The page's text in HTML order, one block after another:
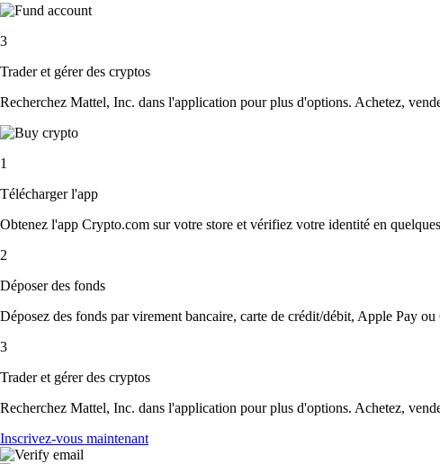
3
Trader et gérer des cryptos
Recherchez Mattel, Inc. dans l'application pour plus d'options. Achetez,
1
Télécharger l'app
Obtenez l'app Crypto.com sur votre store et vérifiez votre identité en
2
Déposer des fonds
Déposez des fonds par virement bancaire, carte de crédit/débit, Apple Pay
3
Trader et gérer des cryptos
Recherchez Mattel, Inc. dans l'application pour plus d'options. Achetez,
Inscrivez-vous maintenant